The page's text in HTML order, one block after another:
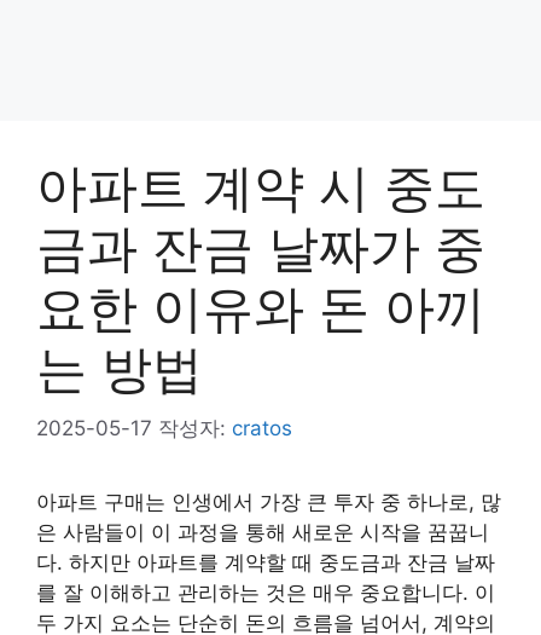
아파트 계약 시 중도
금과 잔금 날짜가 중
요한 이유와 돈 아끼
는 방법
2025-05-17 작성자: cratos
아파트 구매는 인생에서 가장 큰 투자 중 하나로, 많
은 사람들이 이 과정을 통해 새로운 시작을 꿈꿉니
다. 하지만 아파트를 계약할 때 중도금과 잔금 날짜
를 잘 이해하고 관리하는 것은 매우 중요합니다. 이
두 가지 요소는 단순히 돈의 흐름을 넘어서, 계약의